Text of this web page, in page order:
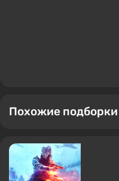
Похожие подборки